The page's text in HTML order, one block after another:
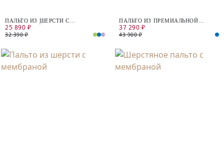
ПАЛЬТО ИЗ ШЕРСТИ С
МЕМБРАНОЙ
25 890 ₽
32 390 ₽
ПАЛЬТО ИЗ ПРЕМИАЛЬНОЙ
ШЕРСТИ С ДОБАВЛЕНИЕМ
КАШЕМИРА С МЕМБРАНОЙ
37 290 ₽
43 900 ₽